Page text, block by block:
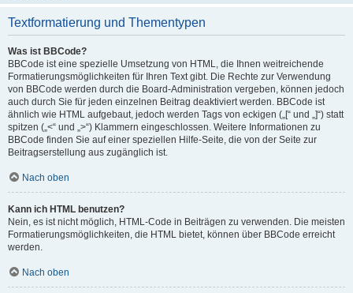
Textformatierung und Thementypen
Was ist BBCode?
BBCode ist eine spezielle Umsetzung von HTML, die Ihnen weitreichende
Formatierungsmöglichkeiten für Ihren Text gibt. Die Rechte zur Verwendung
von BBCode werden durch die Board-Administration vergeben, können jedoch
auch durch Sie für jeden einzelnen Beitrag deaktiviert werden. BBCode ist
ähnlich wie HTML aufgebaut, jedoch werden Tags von eckigen („[“ und „]“) statt
spitzen („<“ und „>“) Klammern eingeschlossen. Weitere Informationen zu
BBCode finden Sie auf einer speziellen Hilfe-Seite, die von der Seite zur
Beitragserstellung aus zugänglich ist.
Nach oben
Kann ich HTML benutzen?
Nein, es ist nicht möglich, HTML-Code in Beiträgen zu verwenden. Die meisten
Formatierungsmöglichkeiten, die HTML bietet, können über BBCode erreicht
werden.
Nach oben